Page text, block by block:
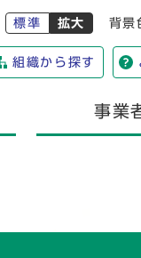
標準 拡大 背景
組織から探す
事業